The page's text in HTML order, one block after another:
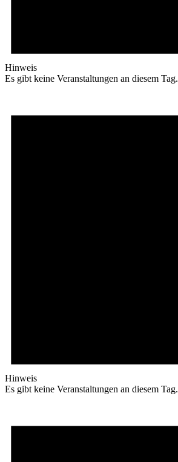
Hinweis
Es gibt keine Veranstaltungen an diesem Tag.
Hinweis
Es gibt keine Veranstaltungen an diesem Tag.